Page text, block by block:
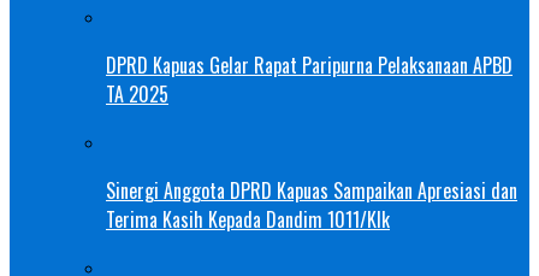
DPRD Kapuas Gelar Rapat Paripurna Pelaksanaan APBD
TA 2025
Sinergi Anggota DPRD Kapuas Sampaikan Apresiasi dan
Terima Kasih Kepada Dandim 1011/Klk